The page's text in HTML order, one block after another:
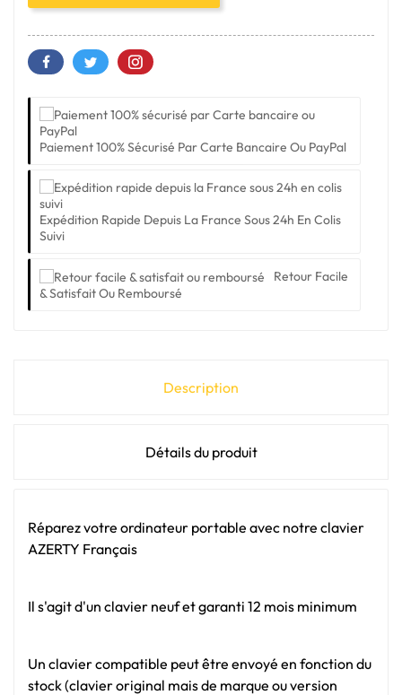
Paiement 100% Sécurisé Par Carte Bancaire Ou PayPal
Expédition Rapide Depuis La France Sous 24h En Colis
Suivi
Retour Facile
& Satisfait Ou Remboursé
Description
Détails du produit
Réparez votre ordinateur portable avec notre clavier
AZERTY Français
Il s'agit d'un clavier neuf et garanti 12 mois minimum
Un clavier compatible peut être envoyé en fonction du
stock (clavier original mais de marque ou version